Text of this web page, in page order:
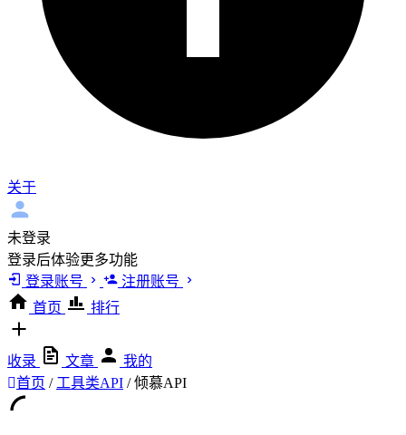
关于
未登录
登录后体验更多功能
登录账号
注册账号
首页
排行
收录 文章
我的
首页 / 工具类API / 倾慕API